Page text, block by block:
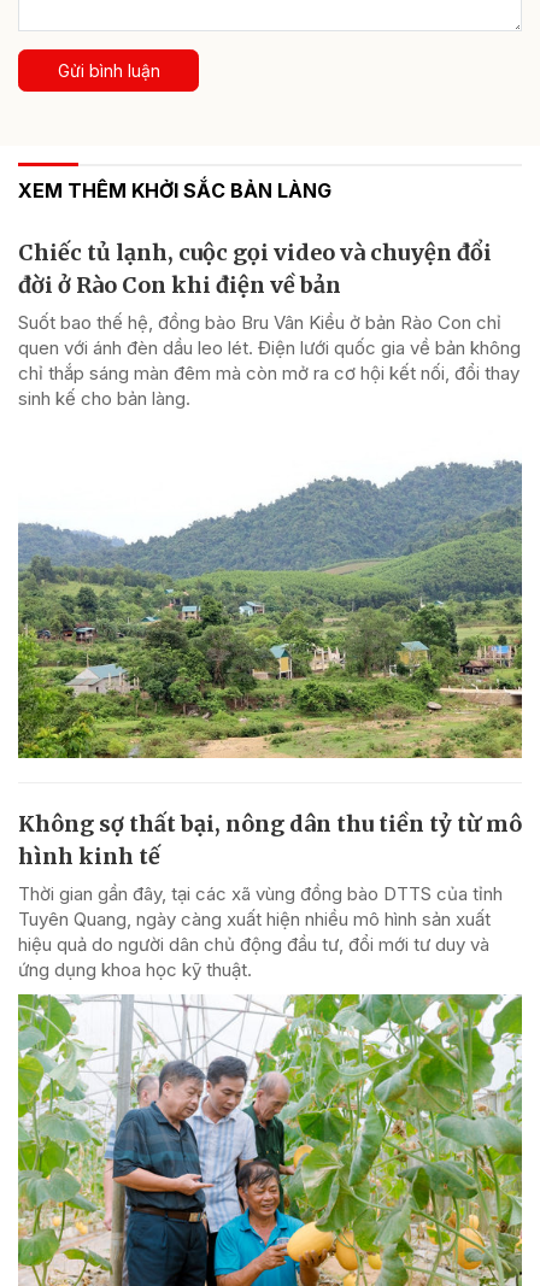
Gửi bình luận
XEM THÊM KHỞI SẮC BẢN LÀNG
Chiếc tủ lạnh, cuộc gọi video và chuyện đổi
đời ở Rào Con khi điện về bản
Suốt bao thế hệ, đồng bào Bru Vân Kiều ở bản Rào Con chỉ
quen với ánh đèn dầu leo lét. Điện lưới quốc gia về bản không
chỉ thắp sáng màn đêm mà còn mở ra cơ hội kết nối, đổi thay
sinh kế cho bản làng.
Không sợ thất bại, nông dân thu tiền tỷ từ mô
hình kinh tế
Thời gian gần đây, tại các xã vùng đồng bào DTTS của tỉnh
Tuyên Quang, ngày càng xuất hiện nhiều mô hình sản xuất
hiệu quả do người dân chủ động đầu tư, đổi mới tư duy và
ứng dụng khoa học kỹ thuật.